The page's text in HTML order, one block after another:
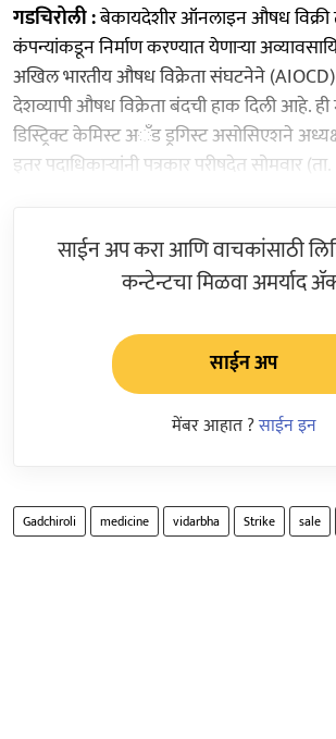
गडचिरोली :बेकायदेशीर ऑनलाइन औषध विक्री
कंपन्यांकडून निर्माण करण्यात येणाऱ्या
अखिल भारतीय औषध विक्रेता संघटनेने (AIOCD)
देशव्यापी औषध विक्रेता बंदची हाक दिली आहे. ही
डिस्ट्रिक्ट केमिस्ट अॅंड ड्रगिस्ट असोसिएशने
इतर पदाधिकाऱ्यांनी पत्रकार परीषदेत सोमवार (ता.
साईन अप करा आणि वाचकांसाठी
कन्टेन्टचा मिळवा अमर्याद
साईन अप
मेंबर आहात ?साईन इन
Gadchiroli medicine vidarbha Strike sale